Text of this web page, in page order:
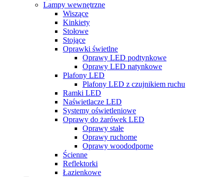
Lampy wewnętrzne
Wiszące
Kinkiety
Stołowe
Stojące
Oprawki świetlne
Oprawy LED podtynkowe
Oprawy LED natynkowe
Plafony LED
Plafony LED z czujnikiem ruchu
Ramki LED
Naświetlacze LED
Systemy oświetleniowe
Oprawy do żarówek LED
Oprawy stałe
Oprawy ruchome
Oprawy woododporne
Ścienne
Reflektorki
Łazienkowe